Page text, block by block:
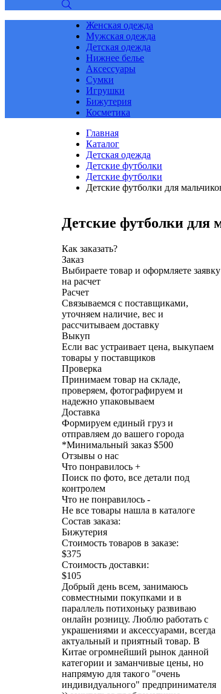
Женская одежда
Мужская одежда
Детская одежда
Нижнее белье
Аксессуары
Сумки
Игрушки
Бижутерия
Косметика
Главная
Каталог
Детская одежда
Детские футболки
Детские футболки
Детские футболки для
Детские футболки для
Как заказать?
Заказ
Выбираете товар и оформляете заявку
на расчет
Расчет
Связываемся с поставщиками,
уточняем наличие, вес и
рассчитываем доставку
Выкуп
Если вас устраивает цена, выкупаем
товары у поставщиков
Проверка
Принимаем товар на складе,
проверяем, фотографируем и
надежно упаковываем
Доставка
Формируем единый груз и
отправляем до вашего города
*Минимальный заказ $500
Отзывы о нас
Что понравилось +
Поиск по фото, все детали под
контролем
Что не понравилось -
Не все товары нашла в каталоге
Состав заказа:
Бижутерия
Стоимость товаров в заказе:
$375
Стоимость доставки:
$105
Добрый день всем, занимаюсь
совместными покупками и в
параллель потихоньку развиваю
онлайн розницу. Люблю работать с
украшениями и аксессуарами, всегда
актуальный и приятный товар. В
Китае огромнейший рынок данной
категории и заманчивые цены, но
напрямую для такого "очень
индивидуального" предпринимателя